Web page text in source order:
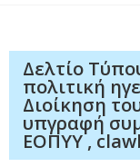
Δελτίο
πολιτική
Διοίκηση
υπγραφή
ΕΟΠΥΥ ,